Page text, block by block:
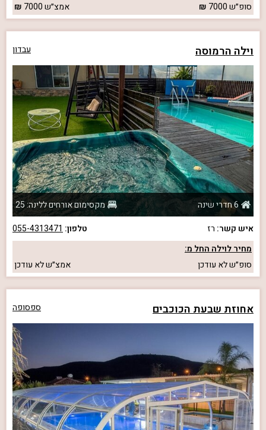
סופ״ש7000 אמצ״ש7000
וילה הרמוסה עבדון
6 חדרי שינה
מקסימום אורחים ללינה: 25
איש קשר: רז טלפון: 055-4313471
מחיר לוילה החל מ:
סופ״שלא עודכן אמצ״שלא עודכן
אחוזת שבעת הכוכבים ספסופה